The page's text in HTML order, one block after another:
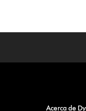
Acerca de